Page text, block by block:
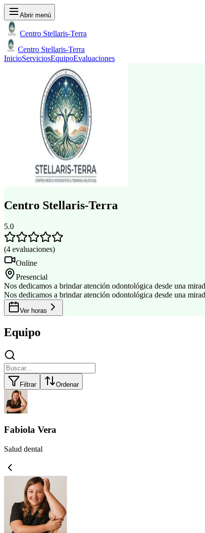
Abrir menú
Centro Stellaris-Terra
Centro Stellaris-Terra
InicioServiciosEquipoEvaluaciones
Centro Stellaris-Terra
5.0
(4 evaluaciones)
Online
Presencial
Nos dedicamos a brindar atención odontológica desde una
Nos dedicamos a brindar atención odontológica desde una
Ver horas
Equipo
Filtrar Ordenar
Fabiola Vera
Salud dental